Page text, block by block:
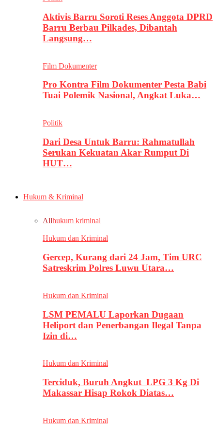
Aktivis Barru Soroti Reses Anggota DPRD
Barru Berbau Pilkades, Dibantah
Langsung…
Film Dokumenter
Pro Kontra Film Dokumenter Pesta Babi
Tuai Polemik Nasional, Angkat Luka…
Politik
Dari Desa Untuk Barru: Rahmatullah
Serukan Kekuatan Akar Rumput Di
HUT…
Hukum & Kriminal
Allhukum kriminal
Hukum dan Kriminal
Gercep, Kurang dari 24 Jam, Tim URC
Satreskrim Polres Luwu Utara…
Hukum dan Kriminal
LSM PEMALU Laporkan Dugaan
Heliport dan Penerbangan Ilegal Tanpa
Izin di…
Hukum dan Kriminal
Terciduk, Buruh Angkut LPG 3 Kg Di
Makassar Hisap Rokok Diatas…
Hukum dan Kriminal